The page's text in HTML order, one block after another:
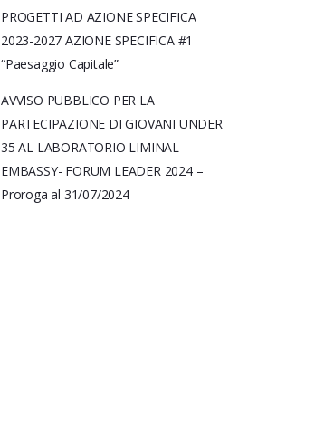
PROGETTI AD AZIONE SPECIFICA
2023-2027 AZIONE SPECIFICA #1
“Paesaggio Capitale”
AVVISO PUBBLICO PER LA
PARTECIPAZIONE DI GIOVANI UNDER
35 AL LABORATORIO LIMINAL
EMBASSY- FORUM LEADER 2024 –
Proroga al 31/07/2024